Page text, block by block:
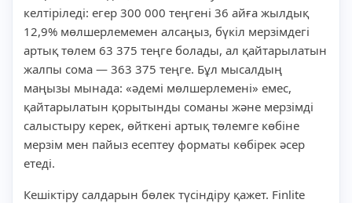
келтіріледі: егер 300 000 теңгені 36 айға жылдық
12,9% мөлшерлемемен алсаңыз, бүкіл мерзімдегі
артық төлем 63 375 теңге болады, ал қайтарылатын
жалпы сома — 363 375 теңге. Бұл мысалдың
маңызы мынада: «әдемі мөлшерлемені» емес,
қайтарылатын қорытынды соманы және мерзімді
салыстыру керек, өйткені артық төлемге көбіне
мерзім мен пайыз есептеу форматы көбірек әсер
етеді.
Кешіктіру салдарын бөлек түсіндіру қажет. Finlite